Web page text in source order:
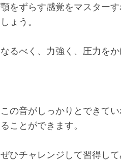
顎をずらす感覚をマスター
しょう。
なるべく、力強く、圧力をか
この音がしっかりとできて
ることができます。
ぜひチャレンジして習得して